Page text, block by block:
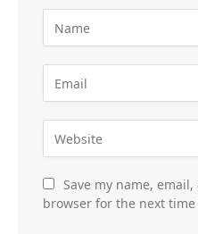
Save my name,
browser for the next